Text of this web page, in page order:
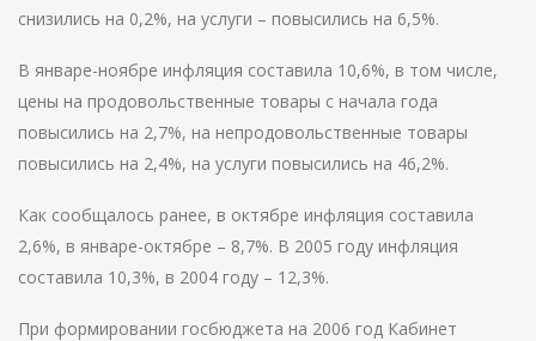
снизились на 0,2%, на услуги – повысились на 6,5%.
В январе-ноябре инфляция составила 10,6%, в том числе,
цены на продовольственные товары с начала года
повысились на 2,7%, на непродовольственные товары
повысились на 2,4%, на услуги повысились на 46,2%.
Как сообщалось ранее, в октябре инфляция составила
2,6%, в январе-октябре – 8,7%. В 2005 году инфляция
составила 10,3%, в 2004 году – 12,3%.
При формировании госбюджета на 2006 год Кабинет